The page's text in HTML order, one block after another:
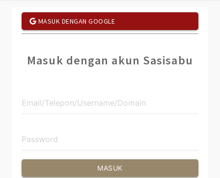
MASUK DENGAN GOOGLE
Masuk dengan akun Sasisabu
MASUK